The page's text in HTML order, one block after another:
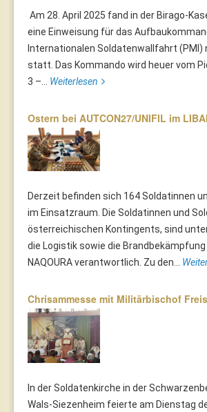
Am 28. April 2025 fand in der Birago-
eine Einweisung für das
Internationalen Soldatenwallfahrt (PMI)
statt. Das Kommando wird heuer vom
3 –... Weiterlesen
Ostern bei AUTCON27/UNIFIL im
Derzeit befinden sich 164 Soldatinnen
im Einsatzraum. Die Soldatinnen und
österreichischen Kontingents, sind
die Logistik sowie die Brandbekämpfung
NAQOURA verantwortlich. Zu den...
Chrisammesse mit Militärbischof
In der Soldatenkirche in der
Wals-Siezenheim feierte am Dienstag